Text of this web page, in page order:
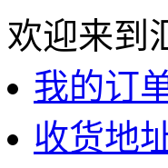
欢迎来到
我的订
收货地